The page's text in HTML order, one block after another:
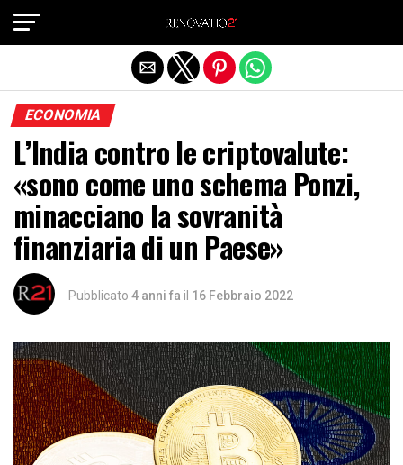
ECONOMIA
L’India contro le criptovalute:
«sono come uno schema Ponzi,
minacciano la sovranità
finanziaria di un Paese»
Pubblicato 4 anni fa il 16 Febbraio 2022
Exit mobile version